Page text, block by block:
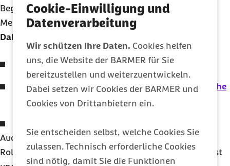
Cookie-Einwilligung und
Datenverarbeitung
Wir schützen Ihre Daten. Cookies helfen
uns, die Website der BARMER für Sie
bereitzustellen und weiterzuentwickeln.
Dabei setzen wir Cookies der BARMER und
Cookies von Drittanbietern ein.
Sie entscheiden selbst, welche Cookies Sie
zulassen. Technisch erforderliche Cookies
sind nötig, damit Sie die Funktionen
Begegnung: Die Teams kommen unterwegs mit
Menschen ins Gespräch.
Dabei geht es vor allem darum:
Vorurteile abzubauen
Wissen überDepressionen und anderepsychische
Erkrankungenzu vermitteln
Auch persönliche Geschichten spielen eine wichtige
Rolle: Sie zeigen, dass ein offener Umgang möglich ist